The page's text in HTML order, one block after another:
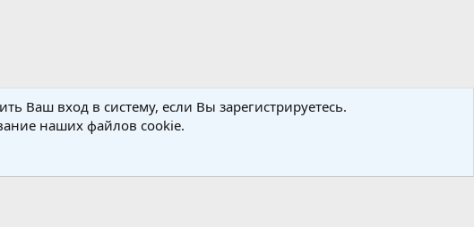
правила Политика конфиденциальности
Ваш вход в систему, если Вы зарегистрируетесь.
наших файлов cookie.